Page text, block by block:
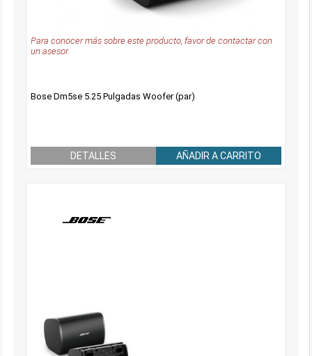
Para conocer más sobre este producto, favor de contactar con
un asesor.
Bose Dm5se 5.25 Pulgadas Woofer (par)
DETALLES AÑADIR A CARRITO